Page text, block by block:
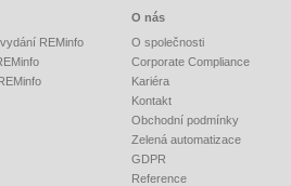
REMinfo
O nás
O společnosti
Corporate Compliance
Kariéra
Kontakt
Obchodní podmínky
Zelená automatizace
GDPR
Reference